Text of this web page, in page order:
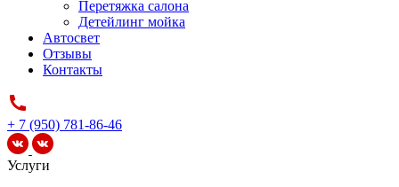
Перетяжка салона
Детейлинг мойка
Автосвет
Отзывы
Контакты
+ 7 (950) 781-86-46
Услуги